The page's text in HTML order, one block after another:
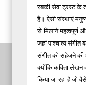
रबकी सेवा ट्रस्ट के
है। ऐसी संस्थाएं
से मिलाने
जहां पाश्चात्य संगीत
संगीत को सहेजने की
क्योंकि कविता
किया जा रहा है जो